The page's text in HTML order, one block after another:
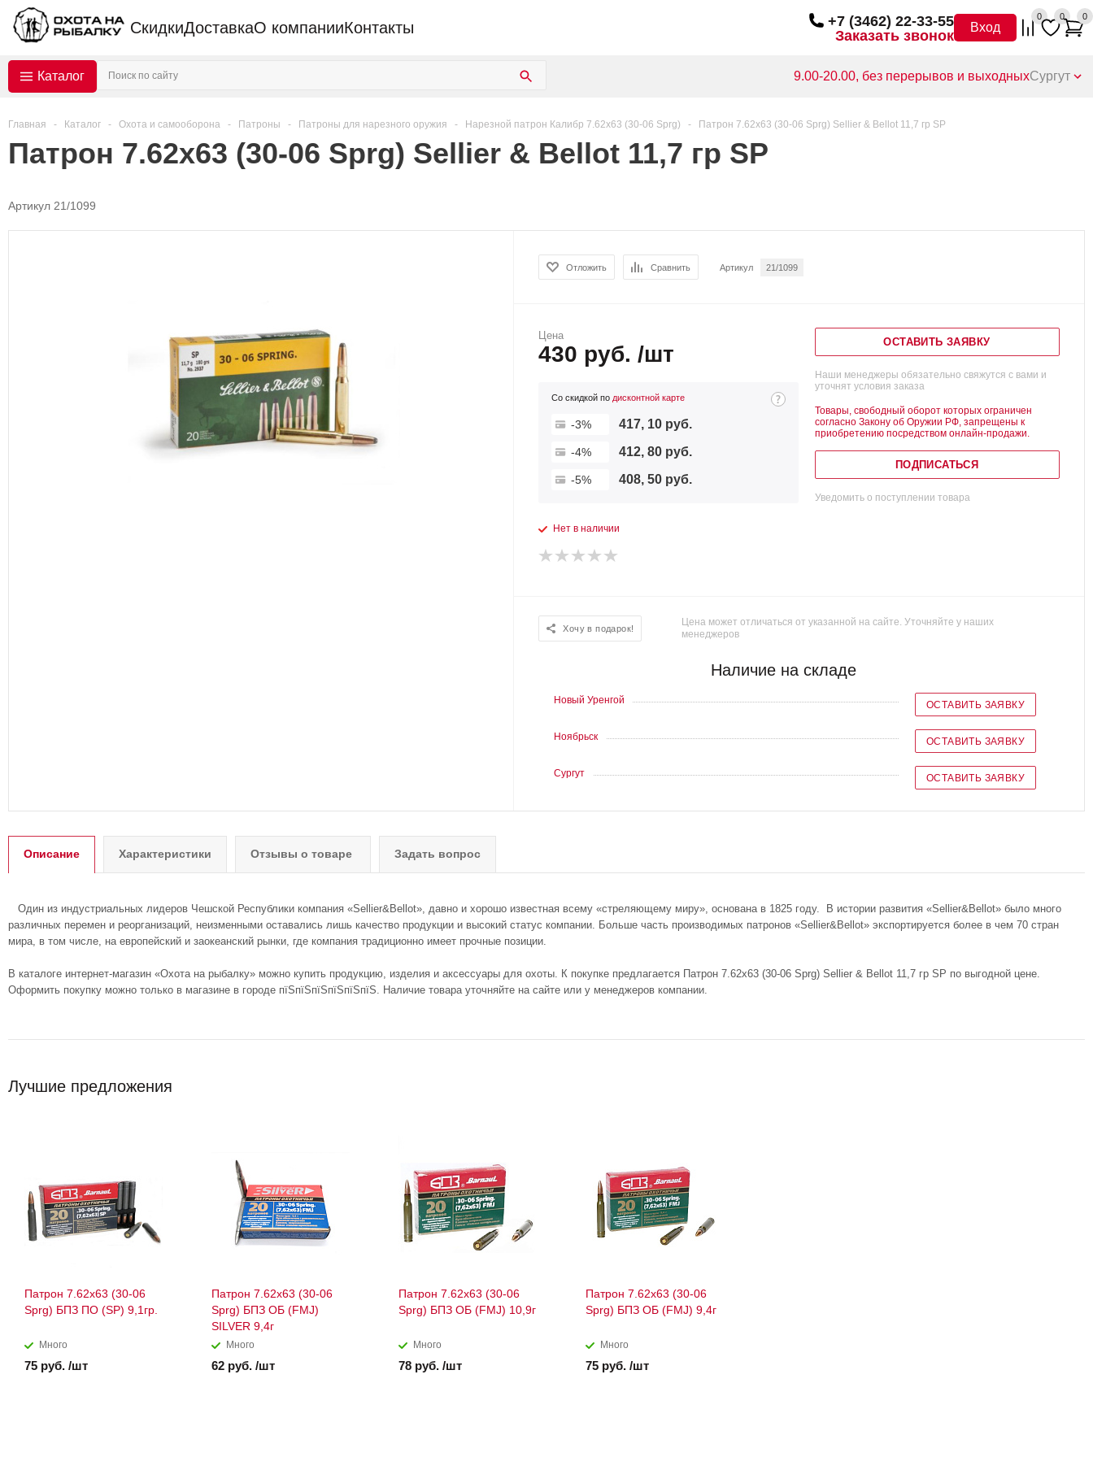
СкидкиДоставкаО компанииКонтакты
+7 (3462) 22-33-55
Заказать звонок
Вход
0 0 0
Каталог 9.00-20.00, без перерывов и выходныхСургут
Главная - Каталог - Охота и самооборона - Патроны - Патроны для нарезного оружия - Нарезной патрон Калибр 7.62х63 (30-06 Sprg) - Патрон 7.62х63 (30-06 Sprg) Sellier & Bellot 11,7 гр SP
Патрон 7.62х63 (30-06 Sprg) Sellier & Bellot 11,7 гр SP
Артикул 21/1099
Отложить Сравнить Артикул 21/1099
Цена
430 руб. /шт
Со скидкой подисконтной карте
-3% 417, 10 руб.
-4% 412, 80 руб.
-5% 408, 50 руб.
Нет в наличии
ОСТАВИТЬ ЗАЯВКУ
Наши менеджеры обязательно свяжутся с вами и
уточнят условия заказа
Товары, свободный оборот которых ограничен
согласно Закону об Оружии РФ, запрещены к
приобретению посредством онлайн-продажи.
ПОДПИСАТЬСЯ
Уведомить о поступлении товара
Хочу в подарок!
Цена может отличаться от указанной на сайте. Уточняйте у наших
менеджеров
Наличие на складе
Новый Уренгой ОСТАВИТЬ ЗАЯВКУ
Ноябрьск ОСТАВИТЬ ЗАЯВКУ
Сургут ОСТАВИТЬ ЗАЯВКУ
Описание Характеристики Отзывы о товаре Задать вопрос
Один из индустриальных лидеров Чешской Республики компания «Sellier&Bellot», давно и хорошо известная всему «стреляющему миру», основана в 1825 году. В истории развития «Sellier&Bellot» было много
различных перемен и реорганизаций, неизменными оставались лишь качество продукции и высокий статус компании. Больше часть производимых патронов «Sellier&Bellot» экспортируется более в чем 70 стран
мира, в том числе, на европейский и заокеанский рынки, где компания традиционно имеет прочные позиции.
В каталоге интернет-магазин «Охота на рыбалку» можно купить продукцию, изделия и аксессуары для охоты. К покупке предлагается Патрон 7.62х63 (30-06 Sprg) Sellier & Bellot 11,7 гр SP по выгодной цене.
Оформить покупку можно только в магазине в городе пїЅпїЅпїЅпїЅпїЅпїЅ. Наличие товара уточняйте на сайте или у менеджеров компании.
Лучшие предложения
Патрон 7.62х63 (30-06
Sprg) БПЗ ПО (SP) 9,1гр.
Много
75 руб. /шт
Патрон 7.62х63 (30-06
Sprg) БПЗ ОБ (FMJ)
SILVER 9,4г
Много
62 руб. /шт
Патрон 7.62х63 (30-06
Sprg) БПЗ ОБ (FMJ) 10,9г
Много
78 руб. /шт
Патрон 7.62х63 (30-06
Sprg) БПЗ ОБ (FMJ) 9,4г
Много
75 руб. /шт